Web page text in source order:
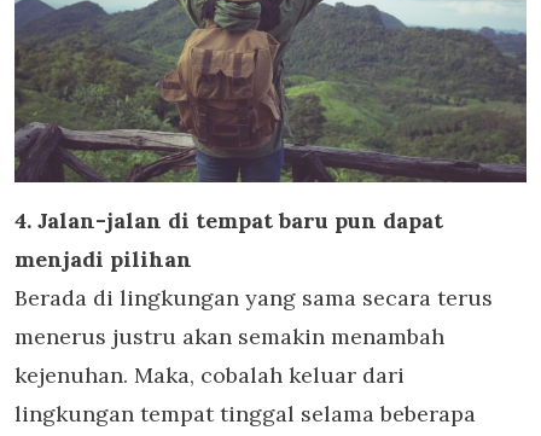
4. Jalan-jalan di tempat baru pun dapat
menjadi pilihan
Berada di lingkungan yang sama secara terus
menerus justru akan semakin menambah
kejenuhan. Maka, cobalah keluar dari
lingkungan tempat tinggal selama beberapa